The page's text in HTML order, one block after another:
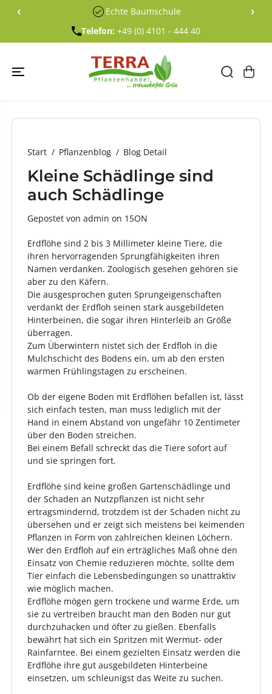
EN SIE ZU
‹ Echte Baumschule ›
Telefon: +49 (0) 4101 - 444 40
Start Pflanzenblog Blog Detail
Kleine Schädlinge sind
auch Schädlinge
Gepostet von admin on 15ON
Erdflöhe sind 2 bis 3 Millimeter kleine Tiere, die
ihren hervorragenden Sprungfähigkeiten ihren
Namen verdanken. Zoologisch gesehen gehören sie
aber zu den Käfern.
Die ausgesprochen guten Sprungeigenschaften
verdankt der Erdfloh seinen stark ausgebildeten
Hinterbeinen, die sogar ihren Hinterleib an Größe
überragen.
Zum Überwintern nistet sich der Erdfloh in die
Mulchschicht des Bodens ein, um ab den ersten
warmen Frühlingstagen zu erscheinen.
Ob der eigene Boden mit Erdflöhen befallen ist, lässt
sich einfach testen, man muss lediglich mit der
Hand in einem Abstand von ungefähr 10 Zentimeter
über den Boden streichen.
Bei einem Befall schreckt das die Tiere sofort auf
und sie springen fort.
Erdflöhe sind keine großen Gartenschädlinge und
der Schaden an Nutzpflanzen ist nicht sehr
ertragsmindernd, trotzdem ist der Schaden nicht zu
übersehen und er zeigt sich meistens bei keimenden
Pflanzen in Form von zahlreichen kleinen Löchern.
Wer den Erdfloh auf ein erträgliches Maß ohne den
Einsatz von Chemie reduzieren möchte, sollte dem
Tier einfach die Lebensbedingungen so unattraktiv
wie möglich machen.
Erdflöhe mögen gern trockene und warme Erde, um
sie zu vertreiben braucht man den Boden nur gut
durchzuhacken und öfter zu gießen. Ebenfalls
bewährt hat sich ein Spritzen mit Wermut- oder
Rainfarntee. Bei einem gezielten Einsatz werden die
Erdflöhe ihre gut ausgebildeten Hinterbeine
einsetzen, um schleunigst das Weite zu suchen.